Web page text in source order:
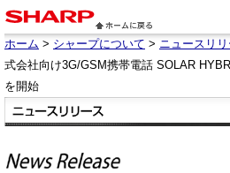
ホーム > シャープについて > ニュースリ
式会社向け3G/GSM携帯電話 SOLAR
を開始